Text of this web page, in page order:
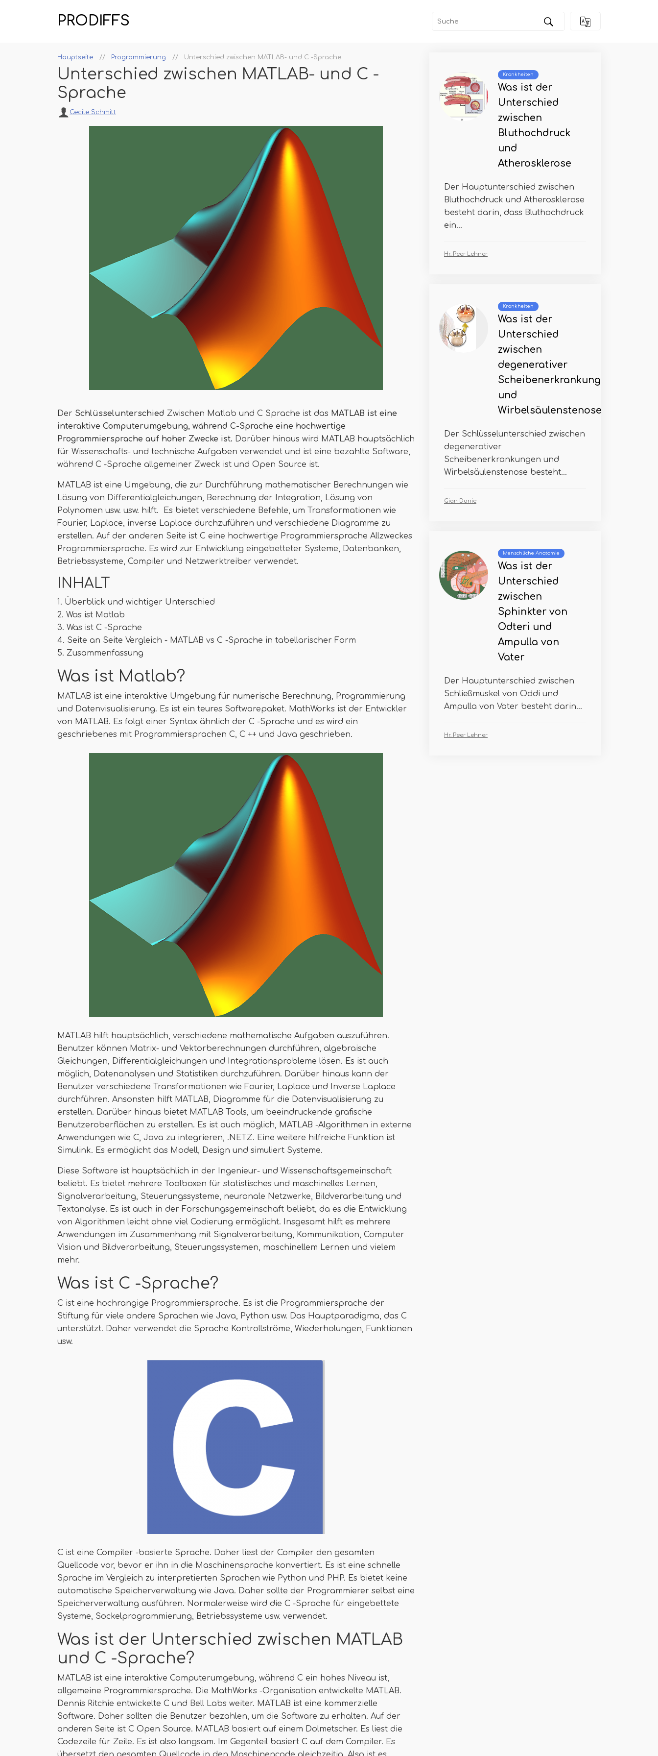
PRODIFFS
Hauptseite Programmierung Unterschied zwischen MATLAB- und C -Sprache
Unterschied zwischen MATLAB- und C -
Sprache
Cecile Schmitt
Der Schlüsselunterschied Zwischen Matlab und C Sprache ist das MATLAB ist eine
interaktive Computerumgebung, während C-Sprache eine hochwertige
Programmiersprache auf hoher Zwecke ist. Darüber hinaus wird MATLAB hauptsächlich
für Wissenschafts- und technische Aufgaben verwendet und ist eine bezahlte Software,
während C -Sprache allgemeiner Zweck ist und Open Source ist.
MATLAB ist eine Umgebung, die zur Durchführung mathematischer Berechnungen wie
Lösung von Differentialgleichungen, Berechnung der Integration, Lösung von
Polynomen usw. usw. hilft. Es bietet verschiedene Befehle, um Transformationen wie
Fourier, Laplace, inverse Laplace durchzuführen und verschiedene Diagramme zu
erstellen. Auf der anderen Seite ist C eine hochwertige Programmiersprache Allzweckes
Programmiersprache. Es wird zur Entwicklung eingebetteter Systeme, Datenbanken,
Betriebssysteme, Compiler und Netzwerktreiber verwendet.
INHALT
1. Überblick und wichtiger Unterschied
2. Was ist Matlab
3. Was ist C -Sprache
4. Seite an Seite Vergleich - MATLAB vs C -Sprache in tabellarischer Form
5. Zusammenfassung
Was ist Matlab?
MATLAB ist eine interaktive Umgebung für numerische Berechnung, Programmierung
und Datenvisualisierung. Es ist ein teures Softwarepaket. MathWorks ist der Entwickler
von MATLAB. Es folgt einer Syntax ähnlich der C -Sprache und es wird ein
geschriebenes mit Programmiersprachen C, C ++ und Java geschrieben.
MATLAB hilft hauptsächlich, verschiedene mathematische Aufgaben auszuführen.
Benutzer können Matrix- und Vektorberechnungen durchführen, algebraische
Gleichungen, Differentialgleichungen und Integrationsprobleme lösen. Es ist auch
möglich, Datenanalysen und Statistiken durchzuführen. Darüber hinaus kann der
Benutzer verschiedene Transformationen wie Fourier, Laplace und Inverse Laplace
durchführen. Ansonsten hilft MATLAB, Diagramme für die Datenvisualisierung zu
erstellen. Darüber hinaus bietet MATLAB Tools, um beeindruckende grafische
Benutzeroberflächen zu erstellen. Es ist auch möglich, MATLAB -Algorithmen in externe
Anwendungen wie C, Java zu integrieren, .NETZ. Eine weitere hilfreiche Funktion ist
Simulink. Es ermöglicht das Modell, Design und simuliert Systeme.
Diese Software ist hauptsächlich in der Ingenieur- und Wissenschaftsgemeinschaft
beliebt. Es bietet mehrere Toolboxen für statistisches und maschinelles Lernen,
Signalverarbeitung, Steuerungssysteme, neuronale Netzwerke, Bildverarbeitung und
Textanalyse. Es ist auch in der Forschungsgemeinschaft beliebt, da es die Entwicklung
von Algorithmen leicht ohne viel Codierung ermöglicht. Insgesamt hilft es mehrere
Anwendungen im Zusammenhang mit Signalverarbeitung, Kommunikation, Computer
Vision und Bildverarbeitung, Steuerungssystemen, maschinellem Lernen und vielem
mehr.
Was ist C -Sprache?
C ist eine hochrangige Programmiersprache. Es ist die Programmiersprache der
Stiftung für viele andere Sprachen wie Java, Python usw. Das Hauptparadigma, das C
unterstützt. Daher verwendet die Sprache Kontrollströme, Wiederholungen, Funktionen
usw.
C ist eine Compiler -basierte Sprache. Daher liest der Compiler den gesamten
Quellcode vor, bevor er ihn in die Maschinensprache konvertiert. Es ist eine schnelle
Sprache im Vergleich zu interpretierten Sprachen wie Python und PHP. Es bietet keine
automatische Speicherverwaltung wie Java. Daher sollte der Programmierer selbst eine
Speicherverwaltung ausführen. Normalerweise wird die C -Sprache für eingebettete
Systeme, Sockelprogrammierung, Betriebssysteme usw. verwendet.
Was ist der Unterschied zwischen MATLAB
und C -Sprache?
MATLAB ist eine interaktive Computerumgebung, während C ein hohes Niveau ist,
allgemeine Programmiersprache. Die MathWorks -Organisation entwickelte MATLAB.
Dennis Ritchie entwickelte C und Bell Labs weiter. MATLAB ist eine kommerzielle
Software. Daher sollten die Benutzer bezahlen, um die Software zu erhalten. Auf der
anderen Seite ist C Open Source. MATLAB basiert auf einem Dolmetscher. Es liest die
Codezeile für Zeile. Es ist also langsam. Im Gegenteil basiert C auf dem Compiler. Es
Krankheiten
Was ist der
Unterschied
zwischen
Bluthochdruck
und
Atherosklerose
Der Hauptunterschied zwischen
Bluthochdruck und Atherosklerose
besteht darin, dass Bluthochdruck
ein...
Hr. Peer Lehner
Krankheiten
Was ist der
Unterschied
zwischen
degenerativer
Scheibenerkrankung
und
Wirbelsäulenstenose
Der Schlüsselunterschied zwischen
degenerativer
Scheibenerkrankungen und
Wirbelsäulenstenose besteht...
Gian Donie
Menschliche Anatomie
Was ist der
Unterschied
zwischen
Sphinkter von
Odteri und
Ampulla von
Vater
Der Hauptunterschied zwischen
Schließmuskel von Oddi und
Ampulla von Vater besteht darin...
Hr. Peer Lehner